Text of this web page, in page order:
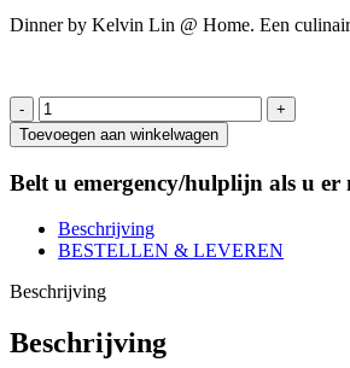
Dinner by Kelvin Lin @ Home. Een
Menu
Dinner
by
Kelvin
Lin
uitsluitend
af
halen
Voorschoten!
Toevoegen aan winkelwagen
Belt u emergency/hulplijn als u
Beschrijving
BESTELLEN & LEVEREN
Beschrijving
Beschrijving